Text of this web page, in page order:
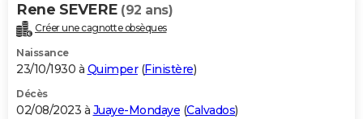
Rene SEVERE (92 ans)
Créer une cagnotte obsèques
Naissance
23/10/1930 à Quimper(Finistère)
Décès
02/08/2023 à Juaye-Mondaye (Calvados)